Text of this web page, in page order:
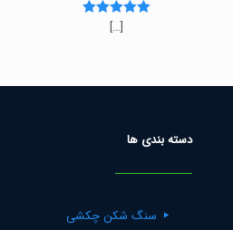
Rated
[…]
دسته بندی ها
سنگ شکن چکشی